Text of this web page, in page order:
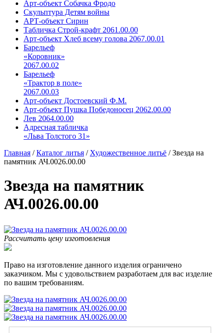
Арт-объект Собачка Фродо
Скульптура Детям войны
АРТ-объект Сирин
Табличка Строй-крафт 2061.00.00
Арт-объект Хлеб всему голова 2067.00.01
Барельеф
«Коровник»
2067.00.02
Барельеф
«Трактор в поле»
2067.00.03
Арт-объект Достоевский Ф.М.
Арт-объект Пушка Победоносец 2062.00.00
Лев 2064.00.00
Адресная табличка
«Льва Толстого 31»
Главная /Каталог литья / Художественное литьё /Звезда на
памятник АЧ.0026.00.00
Звезда на памятник
АЧ.0026.00.00
Рассчитать цену изготовления
Право на изготовление данного изделия ограничено
заказчиком. Мы с удовольствием разработаем для вас изделие
по вашим требованиям.